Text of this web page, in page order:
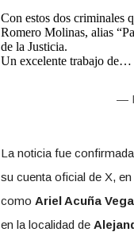
Con estos dos criminales
Romero Molinas, alias
de la Justicia.
Un excelente trabajo de…
—
La noticia fue
su cuenta oficial de X,
como Ariel Acuña Vega
en la localidad de